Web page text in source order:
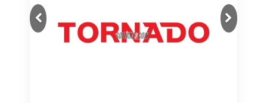
Previous
Next